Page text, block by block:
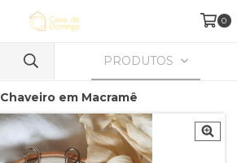
0
PRODUTOS
Chaveiro em Macramê